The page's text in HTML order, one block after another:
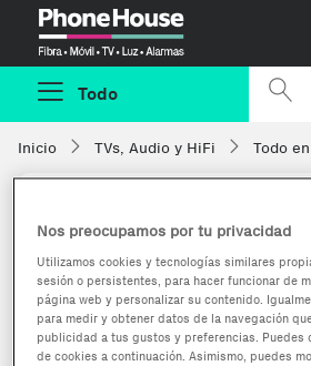
Todo
Inicio TVs, Audio y HiFi Todo
Nos preocupamos por tu privacidad
Utilizamos cookies y tecnologías similares
sesión o persistentes, para hacer funcionar de
página web y personalizar su contenido.
para medir y obtener datos de la navegación
publicidad a tus gustos y preferencias. Puedes
de cookies a continuación. Asimismo, puedes